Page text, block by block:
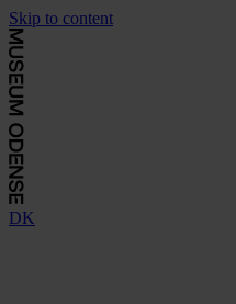
Skip to content
DK